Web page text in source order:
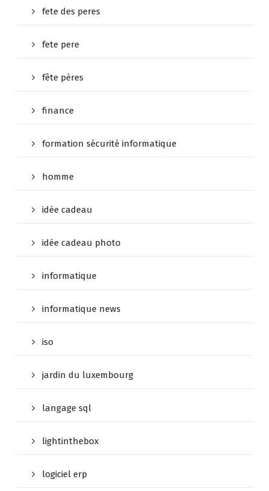
fete des peres
fete pere
fête pères
finance
formation sécurité informatique
homme
idée cadeau
idée cadeau photo
informatique
informatique news
iso
jardin du luxembourg
langage sql
lightinthebox
logiciel erp